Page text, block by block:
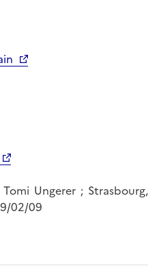
Ungerer ; Strasbourg,
02/09